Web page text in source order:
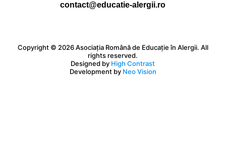
contact@educatie-alergii.ro
Copyright © 2026 Asociația Română de Educație în Alergii. All
rights reserved.
Designed by High Contrast
Development by Neo Vision